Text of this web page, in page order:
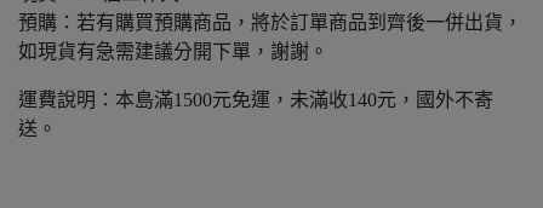
預購：若有購買預購商品，將於訂單商品到齊後一併出貨，
如現貨有急需建議分開下單，謝謝。
運費說明：本島滿1500元免運，未滿收140元，國外不寄
送。